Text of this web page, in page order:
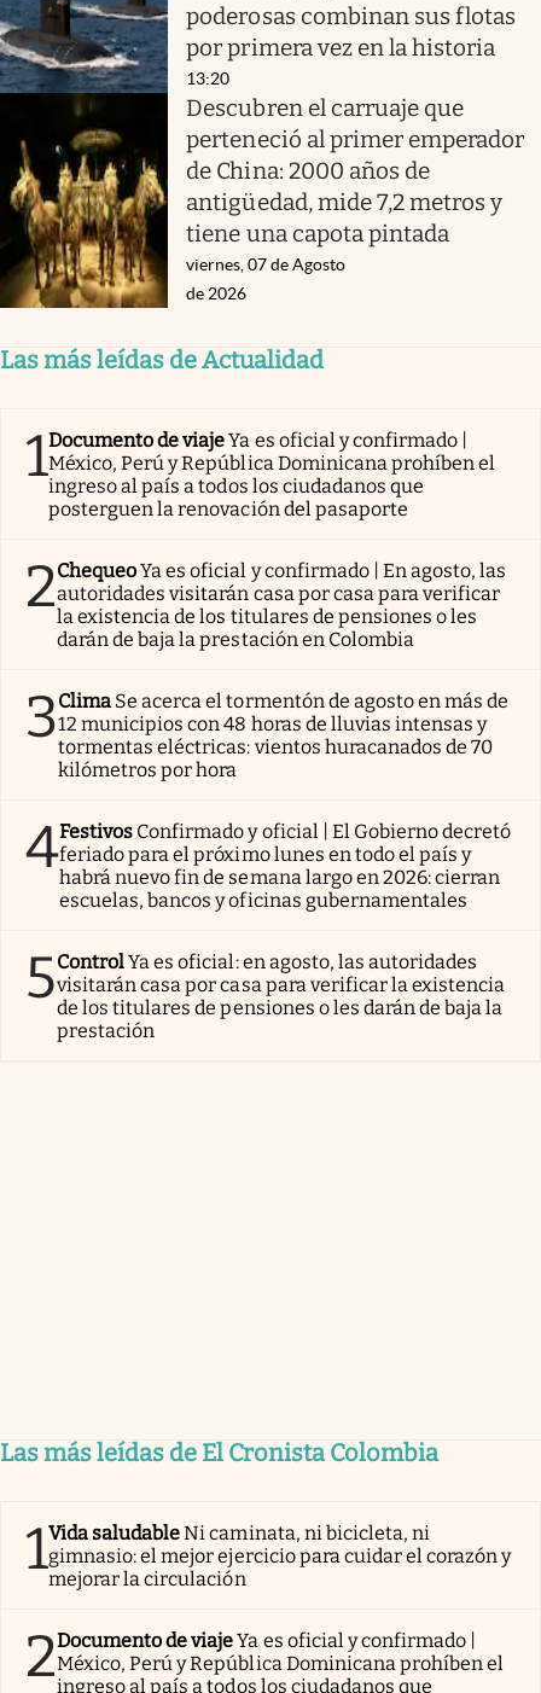
poderosas combinan sus flotas
por primera vez en la historia
13:20
Descubren el carruaje que
perteneció al primer emperador
de China: 2000 años de
antigüedad, mide 7,2 metros y
tiene una capota pintada
viernes, 07 de Agosto
de 2026
Las más leídas de Actualidad
1Documento de viajeYa es oficial y confirmado |
México, Perú y República Dominicana prohíben el
ingreso al país a todos los ciudadanos que
posterguen la renovación del pasaporte
2ChequeoYa es oficial y confirmado | En agosto, las
autoridades visitarán casa por casa para verificar
la existencia de los titulares de pensiones o les
darán de baja la prestación en Colombia
3Clima Se acerca el tormentón de agosto en más de
12 municipios con 48 horas de lluvias intensas y
tormentas eléctricas: vientos huracanados de 70
kilómetros por hora
4Festivos Confirmado y oficial | El Gobierno decretó
feriado para el próximo lunes en todo el país y
habrá nuevo fin de semana largo en 2026: cierran
escuelas, bancos y oficinas gubernamentales
5ControlYa es oficial: en agosto, las autoridades
visitarán casa por casa para verificar la existencia
de los titulares de pensiones o les darán de baja la
prestación
Las más leídas de El Cronista Colombia
1Vida saludableNi caminata, ni bicicleta, ni
gimnasio: el mejor ejercicio para cuidar el corazón y
mejorar la circulación
2Documento de viajeYa es oficial y confirmado |
México, Perú y República Dominicana prohíben el
ingreso al país a todos los ciudadanos que